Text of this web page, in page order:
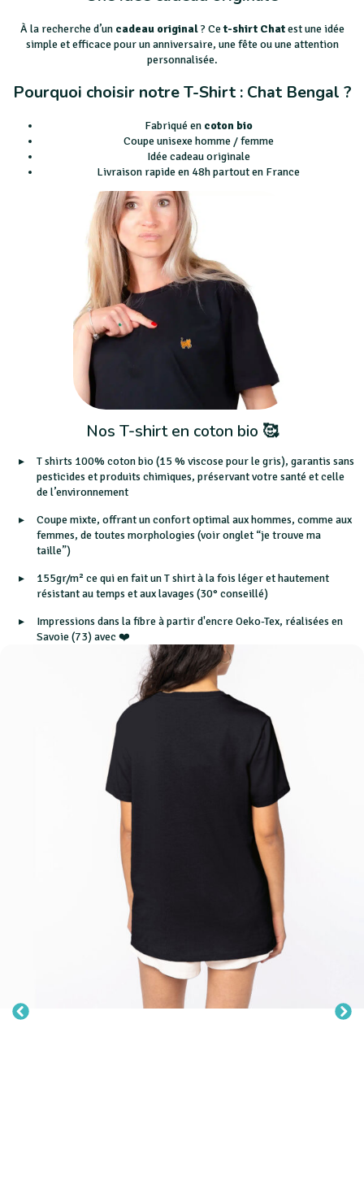
À la recherche d’un cadeau original? Cet-shirt Chatest une idée
simple et efficace pour un anniversaire, une fête ou une attention
personnalisée.
Pourquoi choisir notre T-Shirt : Chat Bengal ?
Fabriqué en coton bio
Coupe unisexe homme / femme
Idée cadeau originale
Livraison rapide en 48h partout en France
Nos T-shirt en coton bio 🥰
T shirts 100% coton bio (15 % viscose pour le gris), garantis sans
pesticides et produits chimiques, préservant votre santé et celle
de l’environnement
Coupe mixte, offrant un confort optimal aux hommes, comme aux
femmes, de toutes morphologies (voir onglet “je trouve ma
taille”)
155gr/m² ce qui en fait un T shirt à la fois léger et hautement
résistant au temps et aux lavages (30° conseillé)
Impressions dans la fibre à partir d'encre Oeko-Tex, réalisées en
Savoie (73) avec ❤️